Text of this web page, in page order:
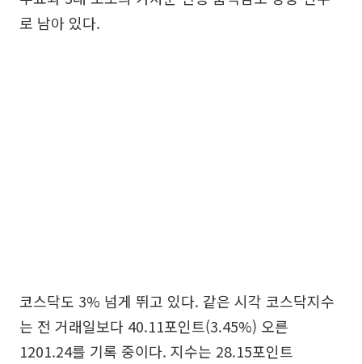
로 남아 있다.
코스닥도 3% 넘게 뛰고 있다. 같은 시각 코스닥지수
는 전 거래일보다 40.11포인트(3.45%) 오른
1201.24를 기록 중이다. 지수는 28.15포인트